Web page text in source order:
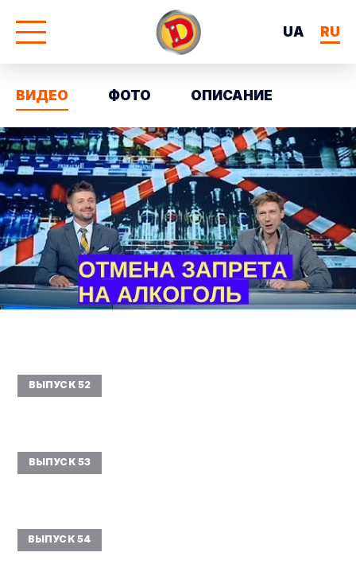
UA
RU
ВИДЕО ФОТО ОПИСАНИЕ
ВЫПУСК 52
ВЫПУСК 53
ВЫПУСК 54